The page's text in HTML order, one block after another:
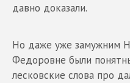
давно доказали.
Но даже уже замужним
Федоровне были
лесковские слова про